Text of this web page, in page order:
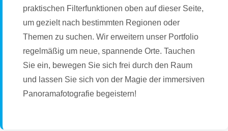
praktischen Filterfunktionen oben auf dieser Seite,
um gezielt nach bestimmten Regionen oder
Themen zu suchen. Wir erweitern unser Portfolio
regelmäßig um neue, spannende Orte. Tauchen
Sie ein, bewegen Sie sich frei durch den Raum
und lassen Sie sich von der Magie der immersiven
Panoramafotografie begeistern!